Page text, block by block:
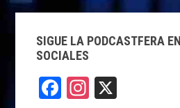
SIGUE LA PODCASTFERA
SOCIALES
F
In